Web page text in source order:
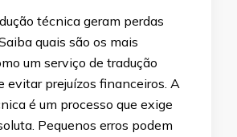
técnica geram perdas
quais são os mais
um serviço de tradução
evitar prejuízos financeiros. A
é um processo que exige
Pequenos erros podem